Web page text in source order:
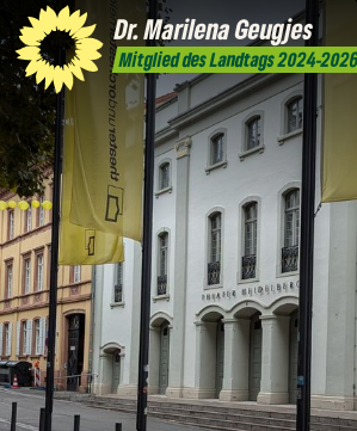
Dr. MarilenaGeugjes
Mitglied des Landtags 2024-
Presse
mich